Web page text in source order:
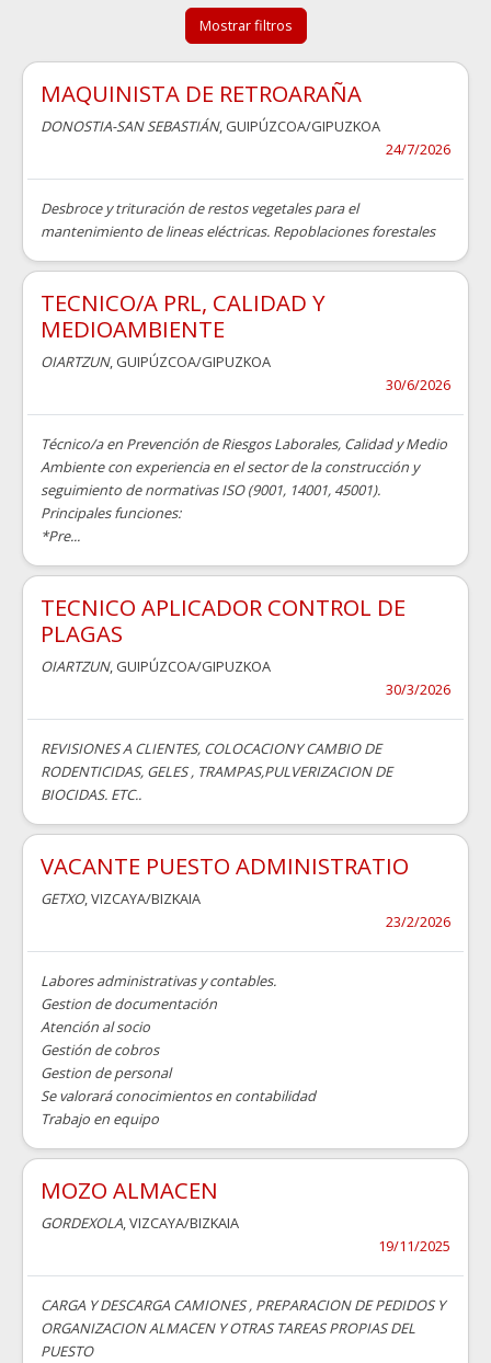
Mostrar filtros
MAQUINISTA DE RETROARAÑA
DONOSTIA-SAN SEBASTIÁN, GUIPÚZCOA/GIPUZKOA
24/7/2026
Desbroce y trituración de restos vegetales para el
mantenimiento de lineas eléctricas. Repoblaciones forestales
TECNICO/A PRL, CALIDAD Y
MEDIOAMBIENTE
OIARTZUN, GUIPÚZCOA/GIPUZKOA
30/6/2026
Técnico/a en Prevención de Riesgos Laborales, Calidad y Medio
Ambiente con experiencia en el sector de la construcción y
seguimiento de normativas ISO (9001, 14001, 45001).
Principales funciones:
*Pre...
TECNICO APLICADOR CONTROL DE
PLAGAS
OIARTZUN, GUIPÚZCOA/GIPUZKOA
30/3/2026
REVISIONES A CLIENTES, COLOCACIONY CAMBIO DE
RODENTICIDAS, GELES , TRAMPAS,PULVERIZACION DE
BIOCIDAS. ETC..
VACANTE PUESTO ADMINISTRATIO
GETXO, VIZCAYA/BIZKAIA
23/2/2026
Labores administrativas y contables.
Gestion de documentación
Atención al socio
Gestión de cobros
Gestion de personal
Se valorará conocimientos en contabilidad
Trabajo en equipo
MOZO ALMACEN
GORDEXOLA, VIZCAYA/BIZKAIA
19/11/2025
CARGA Y DESCARGA CAMIONES , PREPARACION DE PEDIDOS Y
ORGANIZACION ALMACEN Y OTRAS TAREAS PROPIAS DEL
PUESTO